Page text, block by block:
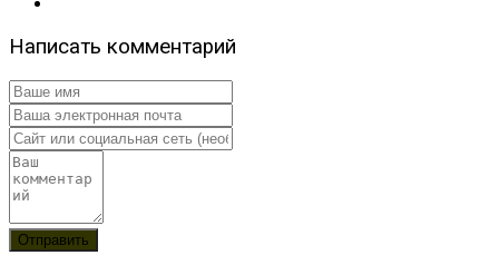
Написать комментарий